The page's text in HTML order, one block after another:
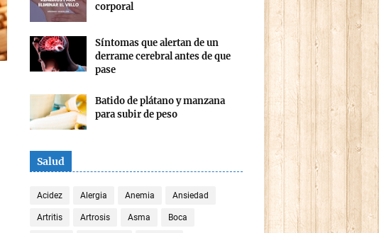
corporal
Síntomas que alertan de un
derrame cerebral antes de que
pase
Batido de plátano y manzana
para subir de peso
Salud
Acidez Alergia Anemia Ansiedad
Artritis Artrosis Asma Boca